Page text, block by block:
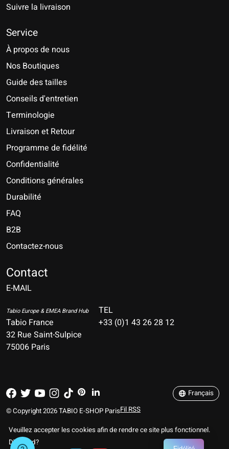
Suivre la livraison
Service
À propos de nous
Nos Boutiques
Guide des tailles
Conseils d'entretien
Terminologie
Livraison et Retour
Programme de fidélité
Confidentialité
Conditions générales
Durabilité
FAQ
B2B
Contactez-nous
Contact
E-MAIL
Tabio Europe & EMEA Brand Hub
Tabio France
32 Rue Saint-Sulpice
75006 Paris
TEL
+33 (0)1 43 26 28 12
© Copyright 2026 TABIO E-SHOP ParisFil RSS
Français
Veuillez accepter les cookies afin de rendre ce site plus fonctionnel.
D'accord?